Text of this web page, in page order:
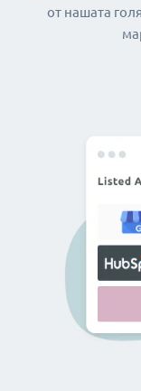
от нашата